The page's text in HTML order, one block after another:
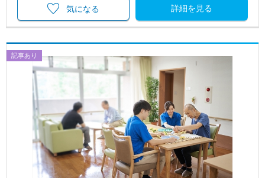
詳細を見る
気になる
記事あり